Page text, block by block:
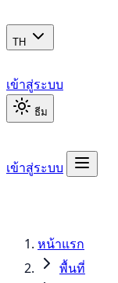
TH
เข้าสู่ระบบ
ธีม
เข้าสู่ระบบ
หน้าแรก
พื้นที่